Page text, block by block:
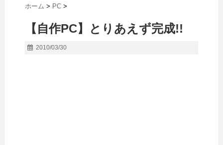
ホーム > PC >
【自作PC】とりあえず完成!!
2010/03/30